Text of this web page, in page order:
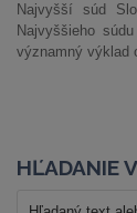
Najvyšší súd
Najvyššieho
významný výklad
HĽADANIE